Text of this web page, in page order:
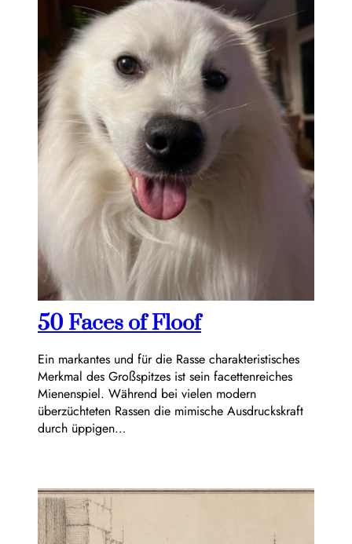
50 Faces of Floof
Ein markantes und für die Rasse charakteristisches
Merkmal des Großspitzes ist sein facettenreiches
Mienenspiel. Während bei vielen modern
überzüchteten Rassen die mimische Ausdruckskraft
durch üppigen…